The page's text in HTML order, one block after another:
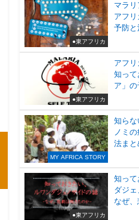
●東アフリカ
マラリ
アフ
予防と
●東アフリカ
アフ
知って
ア」
MY AFRICA STORY
知らな
ノミ
法まと
●東アフリカ
知って
ダジ
なぜ